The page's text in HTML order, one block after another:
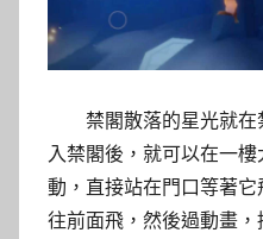
禁閣散落的星光就
入禁閣後，就可以在一
動，直接站在門口等著
往前面飛，然後過動畫